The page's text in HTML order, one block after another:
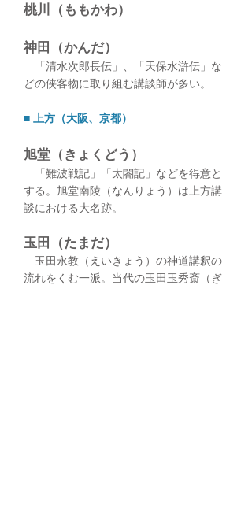
桃川（ももかわ）
神田（かんだ）
「清水次郎長伝」、「天保水滸伝」な
どの侠客物に取り組む講談師が多い。​
■ 上方（大阪、京都）
旭堂（きょくどう）
「難波戦記 」「太閤記 」などを得意と
する。旭堂南陵（なんりょう）は上方講
談における大名跡。
玉田（たまだ）
玉田永教（えいきょう）の神道講釈の
流れをくむ一派。当代の玉田玉秀斎（ぎ